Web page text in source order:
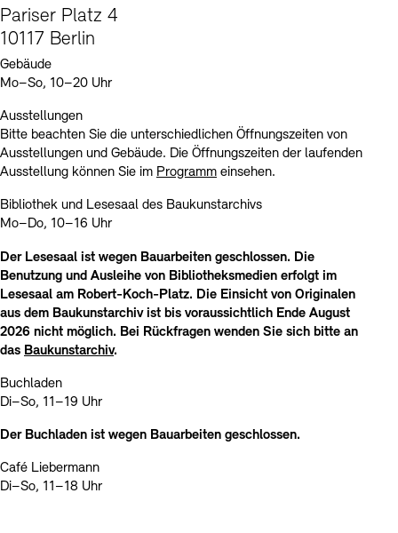
Newsletter
Tickets und Preise
Newsletter Presse
Kunstsektionen
Preise, Stipendien und Stiftung
Publikationen
Europäische Allianz der Akademien
Kulturelle Vermittlung – KUNSTWELTEN
Studio für Elektroakustische Musik
SINN UND FORM
Gesellschaft der Freunde
Vermietungen und Events
Nachhaltigkeit
Büro der öffentlichen Sache
Mediathek
schau depot architektur modelle
Bilderkeller
Vermietung Stellenangebote Presse
Nachhaltigkeit Kontakt
Ausstellungen & Veranstaltungen
Projekte
Abteilungen & Fachbereiche
Bibliothek
Kunstsammlung
Museen
Fundstücke
Kontakte
Digitale Sammlungen Exil-Archive
Pariser Platz 4
10117 Berlin
Gebäude
Mo–So, 10–20 Uhr
Ausstellungen
Bitte beachten Sie die unterschiedlichen Öffnungszeiten von
Ausstellungen und Gebäude. Die Öffnungszeiten der laufenden
Ausstellung können Sie im Programm einsehen.
Bibliothek und Lesesaal des Baukunstarchivs
Mo–Do, 10–16 Uhr
Der Lesesaal ist wegen Bauarbeiten geschlossen. Die
Benutzung und Ausleihe von Bibliotheksmedien erfolgt im
Lesesaal am Robert-Koch-Platz. Die Einsicht von Originalen
aus dem Baukunstarchiv ist bis voraussichtlich Ende August
2026 nicht möglich. Bei Rückfragen wenden Sie sich bitte an
das Baukunstarchiv.
Buchladen
Di–So, 11–19 Uhr
Der Buchladen ist wegen Bauarbeiten geschlossen.
Café Liebermann
Di–So, 11–18 Uhr